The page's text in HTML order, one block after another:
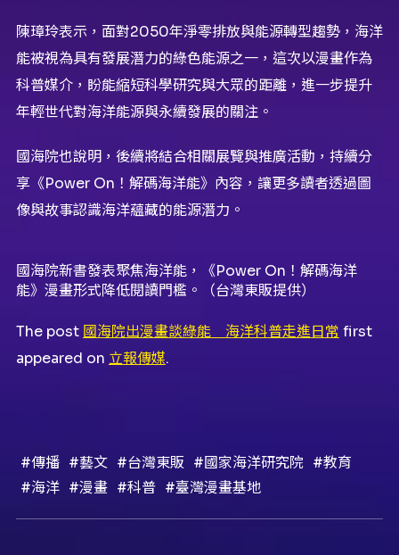
陳璋玲表示，面對2050年淨零排放與能源轉型趨勢，海洋
能被視為具有發展潛力的綠色能源之一，這次以漫畫作為
科普媒介，盼能縮短科學研究與大眾的距離，進一步提升
年輕世代對海洋能源與永續發展的關注。
國海院也說明，後續將結合相關展覽與推廣活動，持續分
享《Power On！解碼海洋能》內容，讓更多讀者透過圖
像與故事認識海洋蘊藏的能源潛力。
國海院新書發表聚焦海洋能，《Power On！解碼海洋
能》漫畫形式降低閱讀門檻。（台灣東販提供）
The post 國海院出漫畫談綠能 海洋科普走進日常 first
appeared on 立報傳媒.
#傳播 #藝文 #台灣東販 #國家海洋研究院 #教育
#海洋 #漫畫 #科普 #臺灣漫畫基地